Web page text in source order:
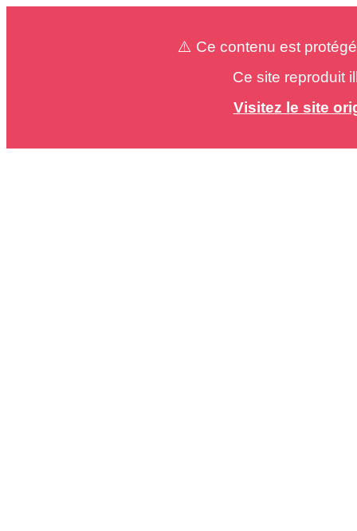
⚠️ Ce contenu est
Ce site reproduit
Visitez le site